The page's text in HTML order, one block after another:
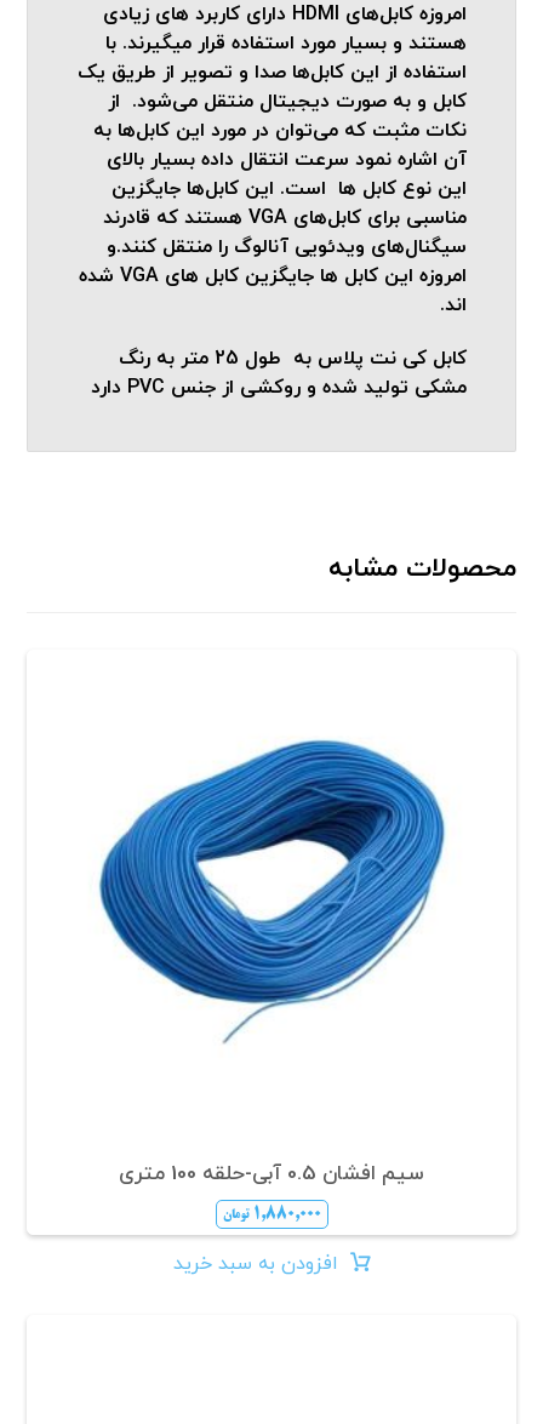
امروزه کابل‌های HDMI دارای کاربرد های زیادی
هستند و بسیار مورد استفاده قرار میگیرند. با
استفاده از این کابل‌ها صدا و تصویر از طریق یک
کابل و به صورت دیجیتال منتقل می‌شود. از
نکات مثبت که می‌توان در مورد این کابل‌ها به
آن اشاره نمود سرعت انتقال داده بسیار بالای
این نوع کابل ها است. این کابل‌ها جایگزین
مناسبی برای کابل‌های VGA هستند که قادرند
سیگنال‌های ویدئویی آنالوگ را منتقل کنند.و
امروزه این کابل ها جایگزین کابل های VGA شده
اند.
کابل کی نت پلاس به طول 25 متر به رنگ
مشکی تولید شده و روکشی از جنس PVC دارد
محصولات مشابه
سیم افشان 0.5 آبی-حلقه 100 متری
۱,۸۸۰,۰۰۰ تومان
افزودن به سبد خرید